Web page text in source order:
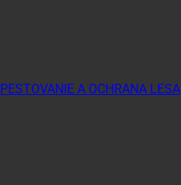
PESTOVANIE A OCHRANA LESA